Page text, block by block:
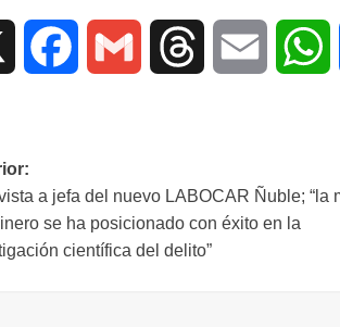
Facebook Gmail Threads Email
a jefa del nuevo LABOCAR Ñuble; “la
se ha posicionado con éxito en la
científica del delito”